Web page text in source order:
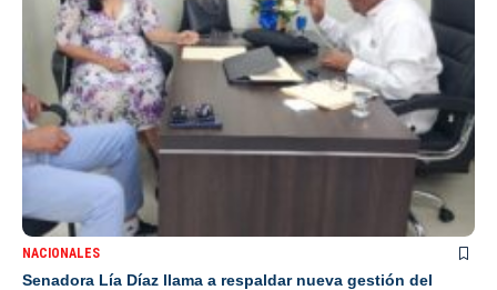
NACIONALES
Senadora Lía Díaz llama a respaldar nueva gestión del